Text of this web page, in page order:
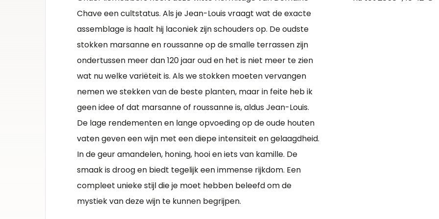
deze wijn te kunnen begrijpen.
Chave een cultstatus. Als je Jean-Louis vraagt wat de exacte
assemblage is haalt hij laconiek zijn schouders op. De oudste
stokken marsanne en roussanne op de smalle terrassen zijn
ondertussen meer dan 120 jaar oud en het is niet meer te zien
wat nu welke variëteit is. Als we stokken moeten vervangen
nemen we stekken van de beste planten, maar in feite heb ik
geen idee of dat marsanne of roussanne is, aldus Jean-Louis.
De lage rendementen en lange opvoeding op de oude houten
vaten geven een wijn met een diepe intensiteit en gelaagdheid.
In de geur amandelen, honing, hooi en iets van kamille. De
smaak is droog en biedt tegelijk een immense rijkdom. Een
compleet unieke stijl die je moet hebben beleefd om de
mystiek van deze wijn te kunnen begrijpen.